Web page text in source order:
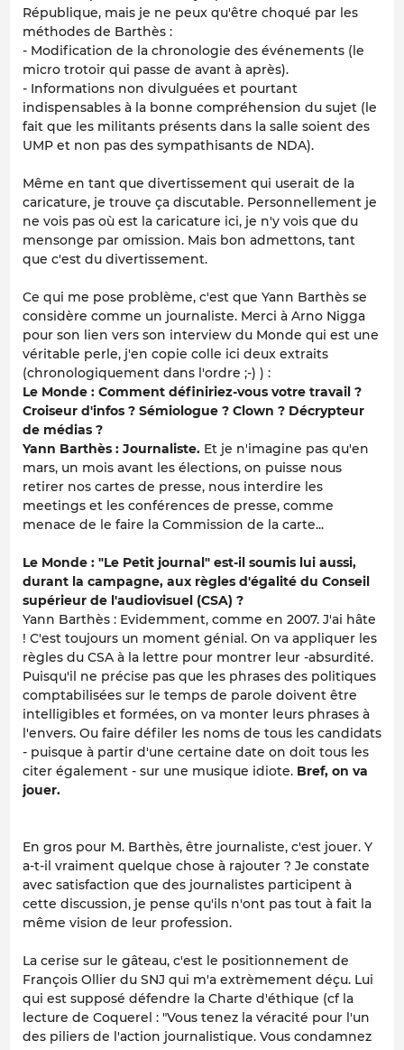
République, mais je ne peux qu'être choqué par les
méthodes de Barthès :
- Modification de la chronologie des événements (le
micro trotoir qui passe de avant à après).
- Informations non divulguées et pourtant
indispensables à la bonne compréhension du sujet (le
fait que les militants présents dans la salle soient des
UMP et non pas des sympathisants de NDA).
Même en tant que divertissement qui userait de la
caricature, je trouve ça discutable. Personnellement je
ne vois pas où est la caricature ici, je n'y vois que du
mensonge par omission. Mais bon admettons, tant
que c'est du divertissement.
Ce qui me pose problème, c'est que Yann Barthès se
considère comme un journaliste. Merci à Arno Nigga
pour son lien vers son interview du Monde qui est une
véritable perle, j'en copie colle ici deux extraits
(chronologiquement dans l'ordre ;-) ) :
Le Monde : Comment définiriez-vous votre travail ?
Croiseur d'infos ? Sémiologue ? Clown ? Décrypteur
de médias ?
Yann Barthès : Journaliste. Et je n'imagine pas qu'en
mars, un mois avant les élections, on puisse nous
retirer nos cartes de presse, nous interdire les
meetings et les conférences de presse, comme
menace de le faire la Commission de la carte...
Le Monde : "Le Petit journal" est-il soumis lui aussi,
durant la campagne, aux règles d'égalité du Conseil
supérieur de l'audiovisuel (CSA) ?
Yann Barthès : Evidemment, comme en 2007. J'ai hâte
! C'est toujours un moment génial. On va appliquer les
règles du CSA à la lettre pour montrer leur -absurdité.
Puisqu'il ne précise pas que les phrases des politiques
comptabilisées sur le temps de parole doivent être
intelligibles et formées, on va monter leurs phrases à
l'envers. Ou faire défiler les noms de tous les candidats
- puisque à partir d'une certaine date on doit tous les
citer également - sur une musique idiote. Bref, on va
jouer.
En gros pour M. Barthès, être journaliste, c'est jouer. Y
a-t-il vraiment quelque chose à rajouter ? Je constate
avec satisfaction que des journalistes participent à
cette discussion, je pense qu'ils n'ont pas tout à fait la
même vision de leur profession.
La cerise sur le gâteau, c'est le positionnement de
François Ollier du SNJ qui m'a extrèmement déçu. Lui
qui est supposé défendre la Charte d'éthique (cf la
lecture de Coquerel : "Vous tenez la véracité pour l'un
des piliers de l'action journalistique. Vous condamnez